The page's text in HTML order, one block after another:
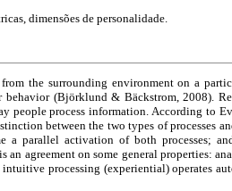
dimensões de personalidade.
the surrounding environment on a
(Björklund & Bäckstrom, 2008).
process information. According to
between the two types of processes
a parallel activation of both processes;
an agreement on some general properties:
processing (experiential) operates